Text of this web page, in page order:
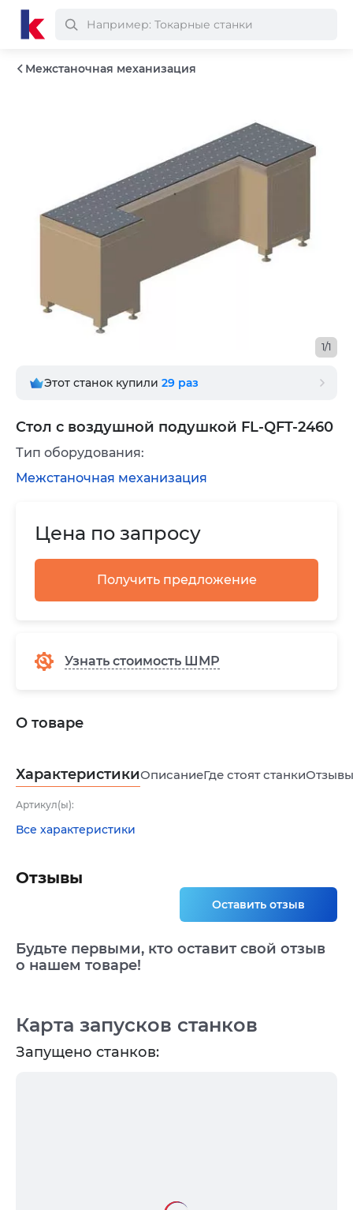
Межстаночная механизация
Стол с воздушной подушкой FL-QFT-2460
1/1
Этот станок купили 29 раз
Цена по запросу
Получить предложение
Узнать стоимость ШМР
Тип оборудования:
Межстаночная механизация
О товаре
ХарактеристикиОписаниеГде стоят станки
Артикул(ы):
Все характеристики
Карта запусков станков
Запущено станков:
Отзывы
Оставить отзыв
Будьте первыми, кто оставит свой отзыв
о нашем товаре!